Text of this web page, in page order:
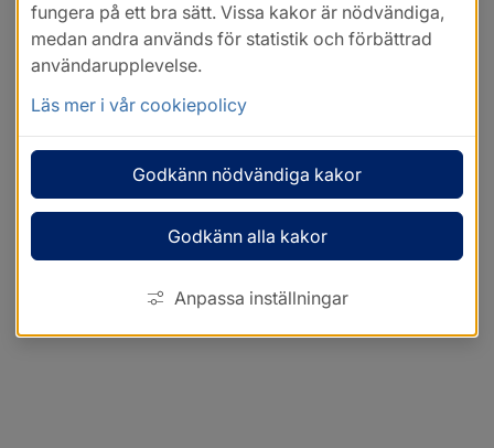
fungera på ett bra sätt. Vissa kakor är nödvändiga,
medan andra används för statistik och förbättrad
användarupplevelse.
Läs mer i vår cookiepolicy
Godkänn nödvändiga kakor
Godkänn alla kakor
Anpassa inställningar